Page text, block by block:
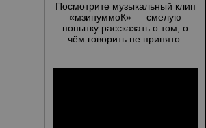
Посмотрите музыкальный клип
«мзинуммоК» — смелую
попытку рассказать о том, о
чём говорить не принято.